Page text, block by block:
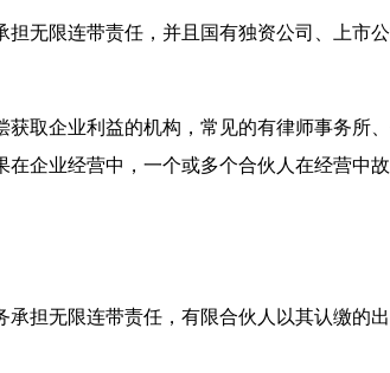
无限连带责任，并且国有独资公司、上市
取企业利益的机构，常见的有律师事务所
企业经营中，一个或多个合伙人在经营中
担无限连带责任，有限合伙人以其认缴的